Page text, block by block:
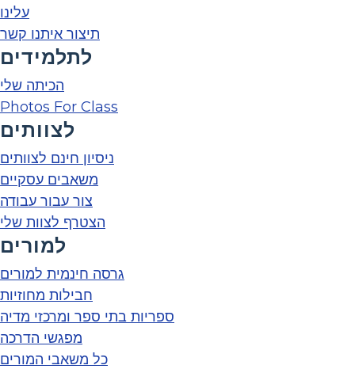
עלינו
תיצור איתנו קשר
לתלמידים
הכיתה שלי
Photos For Class
לצוותים
ניסיון חינם לצוותים
משאבים עסקיים
צור עבור עבודה
הצטרף לצוות שלי
למורים
גרסה חינמית למורים
חבילות מחוזיות
ספריות בתי ספר ומרכזי מדיה
מפגשי הדרכה
כל משאבי המורים